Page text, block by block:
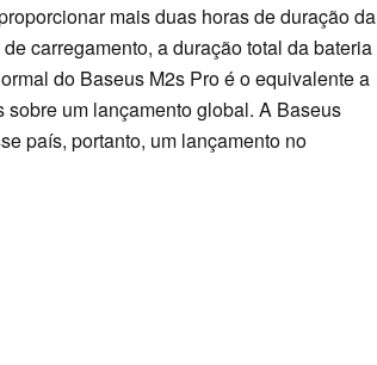
mais duas horas de duração da
carregamento, a duração total da bateria
do Baseus M2s Pro é o equivalente a
um lançamento global. A Baseus
país, portanto, um lançamento no